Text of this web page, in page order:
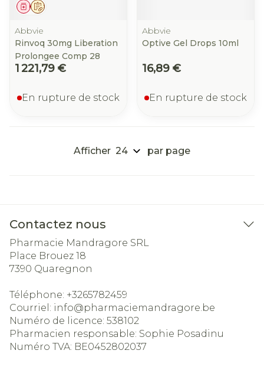
Sur prescription
Médicament
Abbvie
Rinvoq 30mg Liberation
Prolongee Comp 28
1 221,79 €
En rupture de stock
Abbvie
Optive Gel Drops 10ml
16,89 €
En rupture de stock
Afficher par page
Contactez nous
Pharmacie Mandragore SRL
Place Brouez 18
7390 Quaregnon
Téléphone: +3265782459
Courriel: info@pharmaciemandragore.be
Numéro de licence: 538102
Pharmacien responsable: Sophie Posadinu
Numéro TVA: BE0452802037